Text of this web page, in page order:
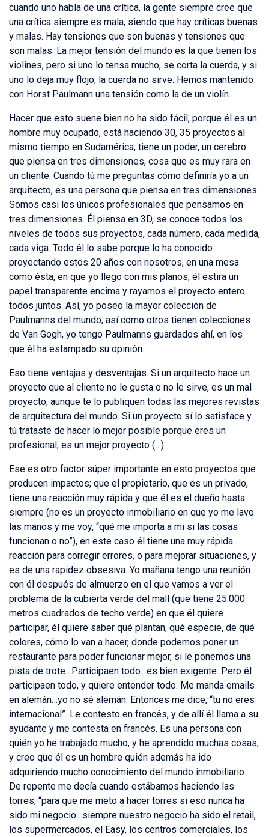
cuando uno habla de una crítica, la gente siempre cree que
una crítica siempre es mala, siendo que hay críticas buenas
y malas. Hay tensiones que son buenas y tensiones que
son malas. La mejor tensión del mundo es la que tienen los
violines, pero si uno lo tensa mucho, se corta la cuerda, y si
uno lo deja muy flojo, la cuerda no sirve. Hemos mantenido
con Horst Paulmann una tensión como la de un violín.
Hacer que esto suene bien no ha sido fácil, porque él es un
hombre muy ocupado, está haciendo 30, 35 proyectos al
mismo tiempo en Sudamérica, tiene un poder, un cerebro
que piensa en tres dimensiones, cosa que es muy rara en
un cliente. Cuando tú me preguntas cómo definiría yo a un
arquitecto, es una persona que piensa en tres dimensiones.
Somos casi los únicos profesionales que pensamos en
tres dimensiones. Él piensa en 3D, se conoce todos los
niveles de todos sus proyectos, cada número, cada medida,
cada viga. Todo él lo sabe porque lo ha conocido
proyectando estos 20 años con nosotros, en una mesa
como ésta, en que yo llego con mis planos, él estira un
papel transparente encima y rayamos el proyecto entero
todos juntos. Así, yo poseo la mayor colección de
Paulmanns del mundo, así como otros tienen colecciones
de Van Gogh, yo tengo Paulmanns guardados ahí, en los
que él ha estampado su opinión.
Eso tiene ventajas y desventajas. Si un arquitecto hace un
proyecto que al cliente no le gusta o no le sirve, es un mal
proyecto, aunque te lo publiquen todas las mejores revistas
de arquitectura del mundo. Si un proyecto sí lo satisface y
tú trataste de hacer lo mejor posible porque eres un
profesional, es un mejor proyecto (…)
Ese es otro factor súper importante en esto proyectos que
producen impactos; que el propietario, que es un privado,
tiene una reacción muy rápida y que él es el dueño hasta
siempre (no es un proyecto inmobiliario en que yo me lavo
las manos y me voy, “qué me importa a mi si las cosas
funcionan o no”), en este caso él tiene una muy rápida
reacción para corregir errores, o para mejorar situaciones, y
es de una rapidez obsesiva. Yo mañana tengo una reunión
con él después de almuerzo en el que vamos a ver el
problema de la cubierta verde del mall (que tiene 25.000
metros cuadrados de techo verde) en que él quiere
participar, él quiere saber qué plantan, qué especie, de qué
colores, cómo lo van a hacer, donde podemos poner un
restaurante para poder funcionar mejor, si le ponemos una
pista de trote…Participaen todo…es bien exigente. Pero él
participaen todo, y quiere entender todo. Me manda emails
en alemán…yo no sé alemán. Entonces me dice, “tu no eres
internacional”. Le contesto en francés, y de allí él llama a su
ayudante y me contesta en francés. Es una persona con
quién yo he trabajado mucho, y he aprendido muchas cosas,
y creo que él es un hombre quién además ha ido
adquiriendo mucho conocimiento del mundo inmobiliario.
De repente me decía cuando estábamos haciendo las
torres, “para que me meto a hacer torres si eso nunca ha
sido mi negocio…siempre nuestro negocio ha sido el retail,
los supermercados, el Easy, los centros comerciales, los